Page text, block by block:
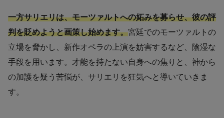
一方サリエリは、モーツァルトへの妬みを募らせ、彼の評
判を貶めようと画策し始めます。宮廷でのモーツァルトの
立場を脅かし、新作オペラの上演を妨害するなど、陰湿な
手段を用います。才能を持たない自身への焦りと、神から
の加護を疑う苦悩が、サリエリを狂気へと導いていきま
す。